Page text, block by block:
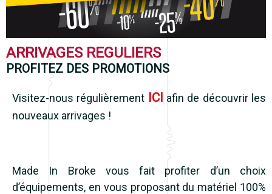
ARRIVAGES REGULIERS
PROFITEZ DES PROMOTIONS
Visitez-nous régulièrement ICI afin de découvrir les
nouveaux arrivages !
Made In Broke vous fait profiter d’un choix
d’équipements, en vous proposant du matériel 100%